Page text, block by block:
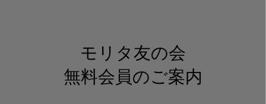
モリタ友の会
無料会員のご案内